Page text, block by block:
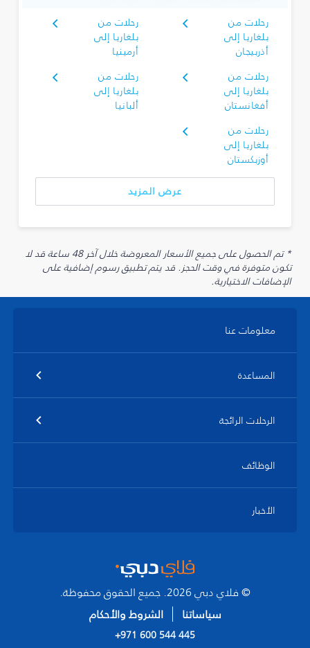
رحلات من
بلغاريا إلى
أذربيجان
رحلات من
بلغاريا إلى
أرمينيا
رحلات من
بلغاريا إلى
أفغانستان
رحلات من
بلغاريا إلى
ألبانيا
رحلات من
بلغاريا إلى
أوزبكستان
عرض المزيد
* تم الحصول على جميع الأسعار المعروضة خلال آخر 48 ساعة قد لا
تكون متوفرة في وقت الحجز. قد يتم تطبيق رسوم إضافية على
الإضافات الاختيارية.
معلومات عنا
المساعدة
الرحلات الرائجة
الوظائف
الأخبار
© فلاي دبي 2026. جميع الحقوق محفوظة.
سياساتنا
الشروط والأحكام
+971 600 544 445